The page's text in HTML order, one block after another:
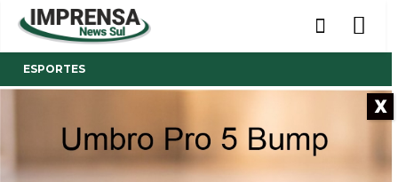
ESPORTES
X